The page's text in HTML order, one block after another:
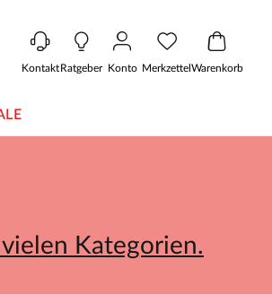
KontaktRatgeber Konto MerkzettelWarenkorb
Kategorien.